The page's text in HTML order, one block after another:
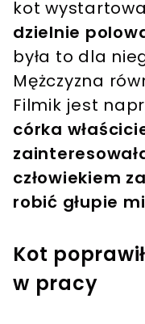
kot
dzielnie
była to dla
Mężczyzna
Filmik jest
córka
człowiekiem
robić głupie
Kot
w pracy